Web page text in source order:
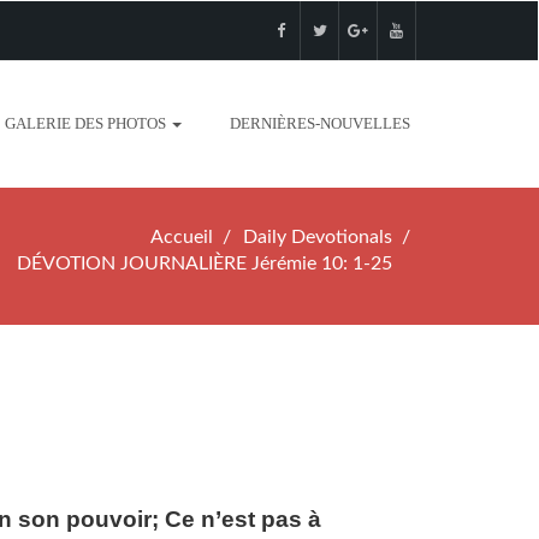
GALERIE DES PHOTOS DERNIÈRES-NOUVELLES
Accueil
Daily Devotionals
DÉVOTION JOURNALIÈRE Jérémie 10: 1-25
son pouvoir; Ce n’est pas à